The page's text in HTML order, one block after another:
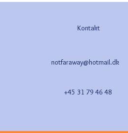
Kontakt
notfaraway@hotmail.dk
+45 31 79 46 48